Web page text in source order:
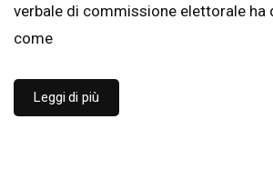
verbale di commissione elettorale ha
come
Leggi di più